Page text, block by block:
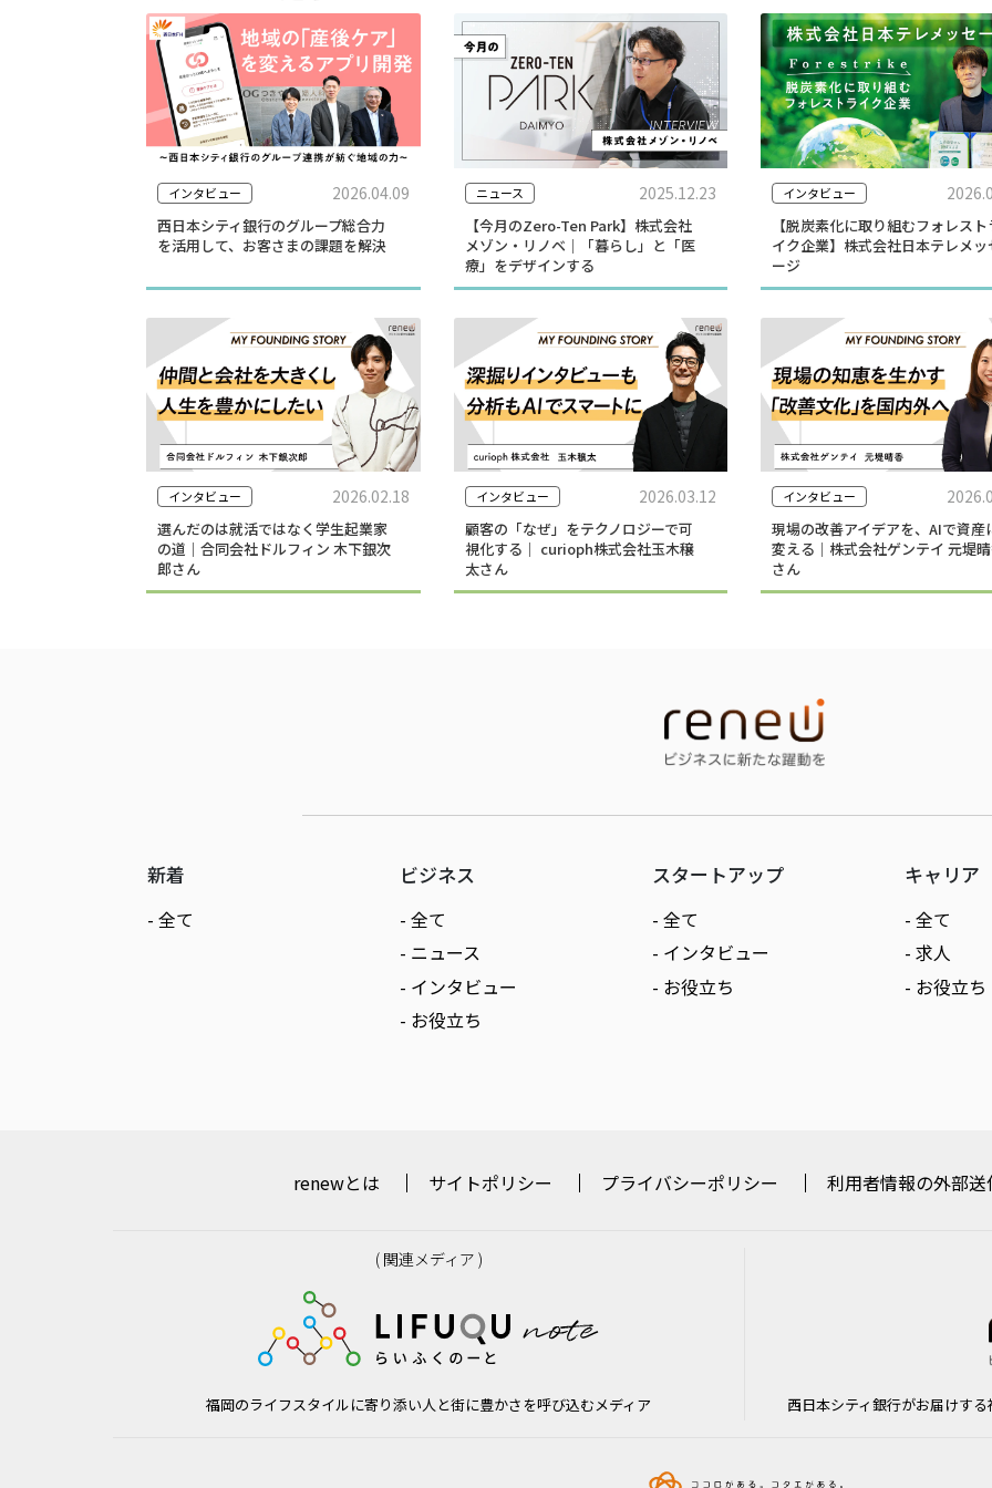
インタビュー 2026.04.09
西日本シティ銀行のグループ総合力
を活用して、お客さまの課題を解決
ニュース 2025.12.23
【今月のZero-Ten Park】株式会社
メゾン・リノベ｜「暮らし」と「医
療」をデザインする
インタビュー
【脱炭素化に取り組むフォレスト
イク企業】株式会社日本テレメッ
ージ
インタビュー 2026.02.18
選んだのは就活ではなく学生起業家
の道｜合同会社ドルフィン 木下銀次
郎さん
インタビュー 2026.03.12
顧客の「なぜ」をテクノロジーで可
視化する｜ curioph株式会社玉木穣
太さん
インタビュー
現場の改善アイデアを、AIで資産
変える｜株式会社ゲンテイ 元堤
さん
新着
- 全て
ビジネス
- 全て
- ニュース
- インタビュー
- お役立ち
スタートアップ
- 全て
- インタビュー
- お役立ち
キャリア
- 全て
- 求人
- お役立ち
renewとは サイトポリシー プライバシーポリシー 利用者情報の外部
( 関連メディア )
福岡のライフスタイルに寄り添い人と街に豊かさを呼び込むメディア 西日本シティ銀行がお届けする